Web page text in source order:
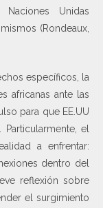
Unidas
(Rondeaux,
específicos, la
africanas ante las
para que EE.UU
el
a enfrentar:
dentro del
reflexión sobre
el surgimiento